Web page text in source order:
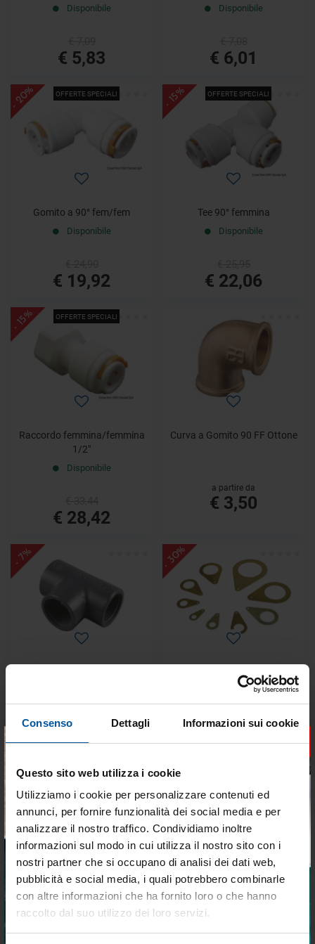
Tieniti aggiornato sulle
migliori occasioni per la tua
barca
×
Consenso Dettagli Informazioni sui cookie
Questo sito web utilizza i cookie
Utilizziamo i cookie per personalizzare contenuti ed
annunci, per fornire funzionalità dei social media e per
analizzare il nostro traffico. Condividiamo inoltre
informazioni sul modo in cui utilizza il nostro sito con i
nostri partner che si occupano di analisi dei dati web,
pubblicità e social media, i quali potrebbero combinarle
con altre informazioni che ha fornito loro o che hanno
raccolto dal suo utilizzo dei loro servizi.
Disponibile
€ 5,83
Disponibile
€ 6,01
OFFERTE SPECIALI
- 20%
Gomito a 90° fem/fem
Disponibile
€ 19,92
OFFERTE SPECIALI
- 15%
Tee 90° femmina
Disponibile
€ 22,06
OFFERTE SPECIALI
- 15%
Raccordo femmina/femmina
1/2"
Disponibile
€ 28,42
Curva a Gomito 90 FF Ottone
a partire da
€ 3,50
- 7%
€ 5,49
€ 5,12
- 30%
Piastra di massa ottone 3/8
Disponibile
€ 11,32
€ 7,92
- 10%
Valvoladi non ritorno Ø mm.
25/38
- 10%
Portagomma m 3/8"x15 inox